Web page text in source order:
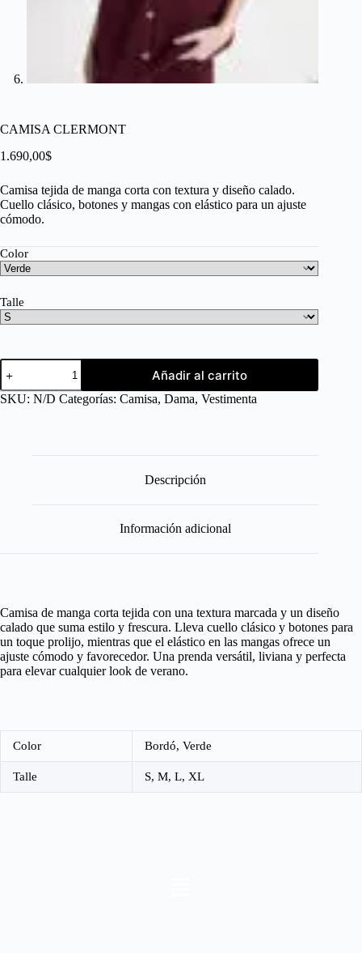
CAMISA CLERMONT
1.690,00$
Camisa tejida de manga corta con textura y diseño calado.
Cuello clásico, botones y mangas con elástico para un ajuste
cómodo.
Color
Talle
Añadir al carrito
SKU: N/D Categorías: Camisa, Dama, Vestimenta
Descripción
Información adicional
Camisa de manga corta tejida con una textura marcada y un diseño
calado que suma estilo y frescura. Lleva cuello clásico y botones para
un toque prolijo, mientras que el elástico en las mangas ofrece un
ajuste cómodo y favorecedor. Una prenda versátil, liviana y perfecta
para elevar cualquier look de verano.
Color Bordó, Verde
Talle S, M, L, XL